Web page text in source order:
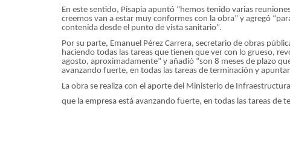
En este sentido, Pisapia apuntó “hemos tenido varias
creemos van a estar muy conformes con la obra” y agregó
contenida desde el punto de vista sanitario”.
Por su parte, Emanuel Pérez Carrera, secretario de obras
haciendo todas las tareas que tienen que ver con lo grueso,
agosto, aproximadamente” y añadió “son 8 meses de plazo
avanzando fuerte, en todas las tareas de terminación y
La obra se realiza con el aporte del Ministerio de
que la empresa está avanzando fuerte, en todas las tareas de